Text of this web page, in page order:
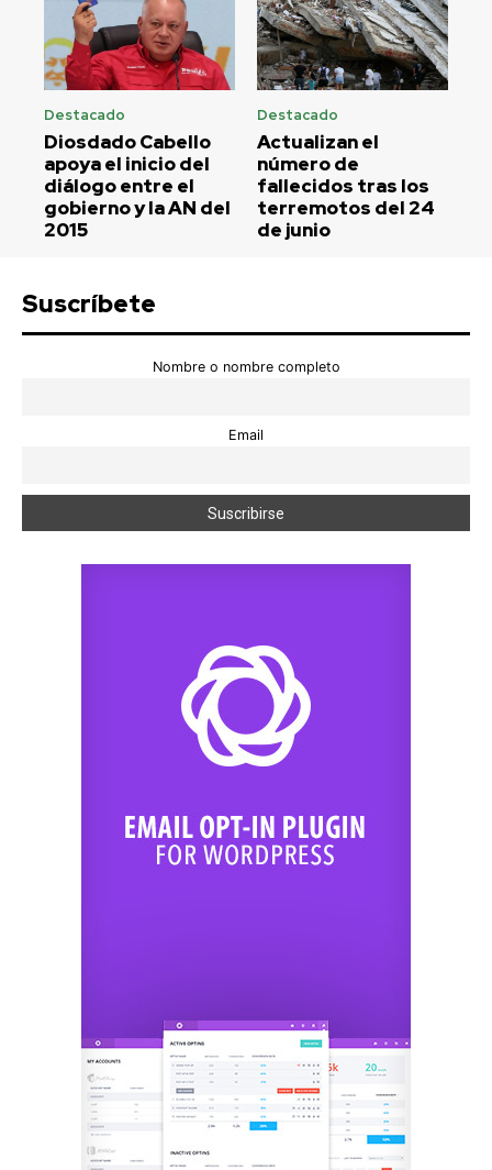
Destacado
Diosdado Cabello
apoya el inicio del
diálogo entre el
gobierno y la AN del
2015
Destacado
Actualizan el
número de
fallecidos tras los
terremotos del 24
de junio
Suscríbete
Nombre o nombre completo
Email